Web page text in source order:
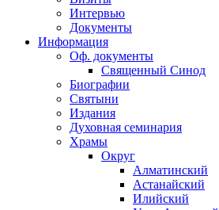
Интервью
Документы
Информация
Оф. документы
Священный Синод
Биографии
Святыни
Издания
Духовная семинария
Храмы
Округ
Алматинский
Астанайский
Илийский